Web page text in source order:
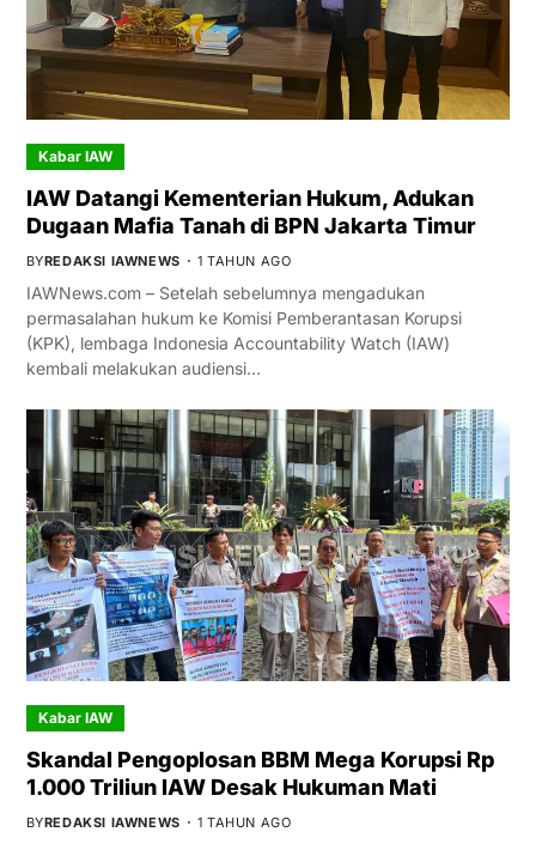
Kabar IAW
IAW Datangi Kementerian Hukum, Adukan
Dugaan Mafia Tanah di BPN Jakarta Timur
BYREDAKSI IAWNEWS 1 TAHUN AGO
IAWNews.com – Setelah sebelumnya mengadukan
permasalahan hukum ke Komisi Pemberantasan Korupsi
(KPK), lembaga Indonesia Accountability Watch (IAW)
kembali melakukan audiensi…
Kabar IAW
Skandal Pengoplosan BBM Mega Korupsi Rp
1.000 Triliun IAW Desak Hukuman Mati
BYREDAKSI IAWNEWS 1 TAHUN AGO